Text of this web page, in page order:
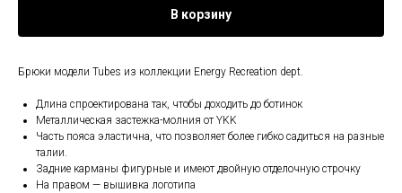
В корзину
Брюки модели Tubes из коллекции Energy Recreation dept.
Длина спроектирована так, чтобы доходить до ботинок
Металлическая застежка-молния от YKK
Часть пояса эластична, что позволяет более гибко садиться на разные
талии.
Задние карманы фигурные и имеют двойную отделочную строчку
На правом — вышивка логотипа